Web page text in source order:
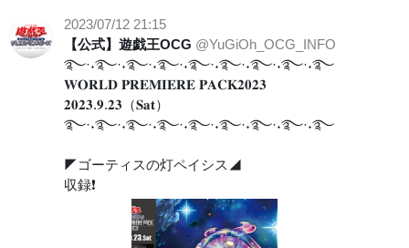
2023/07/12 21:15
【公式】遊戯王OCG @YuGiOh_OCG_INFO
࿐·˖࿐·˖࿐·˖࿐·˖࿐·˖࿐·˖࿐·˖࿐·˖࿐
𝐖𝐎𝐑𝐋𝐃 𝐏𝐑𝐄𝐌𝐈𝐄𝐑𝐄 𝐏𝐀𝐂𝐊𝟐𝟎𝟐𝟑
𝟐𝟎𝟐𝟑.𝟗.𝟐𝟑（𝐒𝐚𝐭）
࿐·˖࿐·˖࿐·˖࿐·˖࿐·˖࿐·˖࿐·˖࿐·˖࿐
◤ゴーティスの灯ペイシス◢
収録❗️